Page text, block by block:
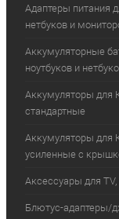
Адаптеры питания
нетбуков и
Аккумуляторные
ноутбуков и
Аккумуляторы для
стандартные
Аккумуляторы для
усиленные с
Аксессуары для
Блютус-адаптеры/